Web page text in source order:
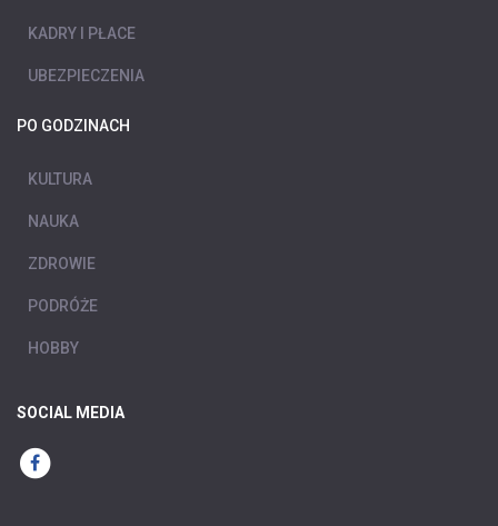
KADRY I PŁACE
UBEZPIECZENIA
PO GODZINACH
KULTURA
NAUKA
ZDROWIE
PODRÓŻE
HOBBY
SOCIAL MEDIA